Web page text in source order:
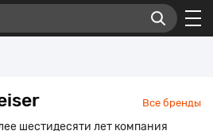
Все бренды
шестидесяти лет компания